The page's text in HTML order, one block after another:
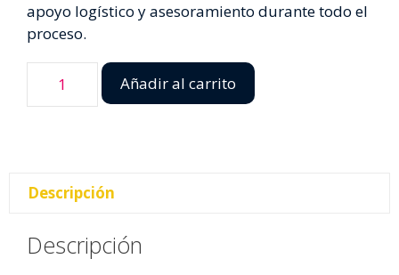
apoyo logístico y asesoramiento durante todo el
proceso.
Añadir al carrito
Descripción
Descripción